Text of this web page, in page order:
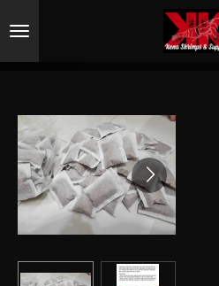
direct